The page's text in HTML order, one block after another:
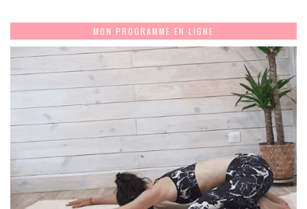
MON PROGRAMME EN LIGNE